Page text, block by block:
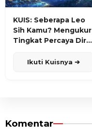
KUIS: Seberapa Leo
Sih Kamu? Mengukur
Tingkat Percaya Diri
Ikuti Kuisnya ➔
Komentar